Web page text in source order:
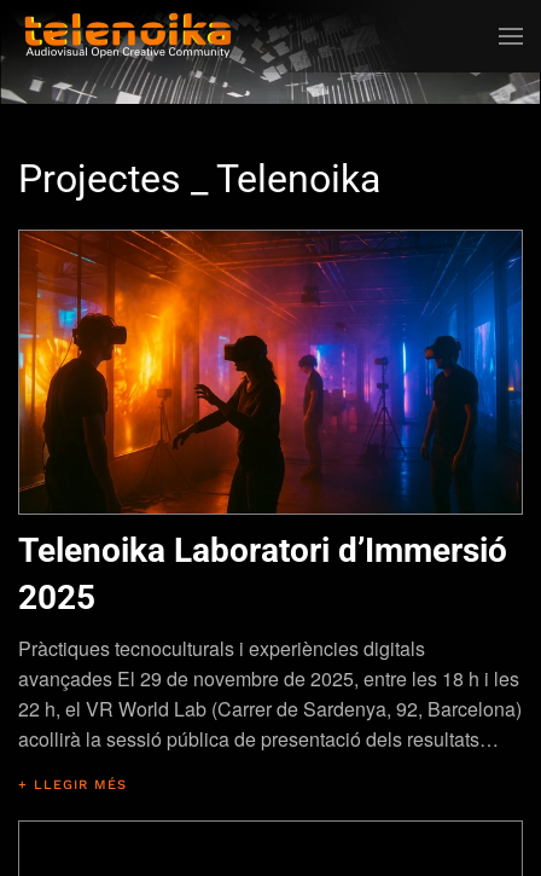
Ir al contenido principal
Projectes _ Telenoika
Telenoika Laboratori d’Immersió
2025
Pràctiques tecnoculturals i experiències digitals
avançades El 29 de novembre de 2025, entre les 18 h i les
22 h, el VR World Lab (Carrer de Sardenya, 92, Barcelona)
acollirà la sessió pública de presentació dels resultats…
+ LLEGIR MÉS